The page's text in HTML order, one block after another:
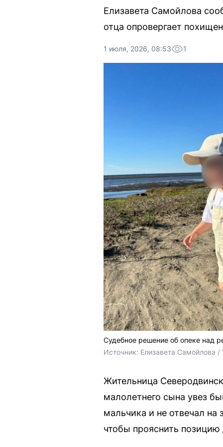
Елизавета Самойлова
отца опровергает
1 июля, 2026, 08:53 1
Судебное решение об опеке над
Источник: Елизавета Самойлова /
Жительница
малолетнего сына увез
мальчика и не отвечал на
чтобы прояснить